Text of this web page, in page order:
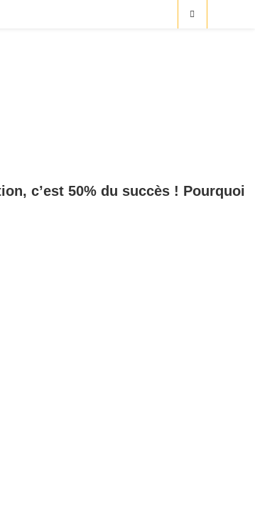
c’est 50% du succès ! Pourquoi